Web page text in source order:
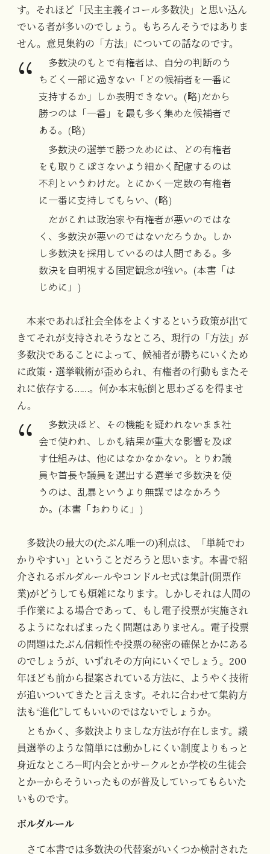
す。それほど「民主主義イコール多数決」と思い込ん
でいる者が多いのでしょう。もちろんそうではありま
せん。意見集約の「方法」についての話なのです。
多数決のもとで有権者は、自分の判断のう
ちごく一部に過ぎない「どの候補者を一番に
支持するか」しか表明できない。(略)だから
勝つのは「一番」を最も多く集めた候補者で
ある。(略)
多数決の選挙で勝つためには、どの有権者
をも取りこぼさないよう細かく配慮するのは
不利というわけだ。とにかく一定数の有権者
に一番に支持してもらい、(略)
だがこれは政治家や有権者が悪いのではな
く、多数決が悪いのではないだろうか。しか
し多数決を採用しているのは人間である。多
数決を自明視する固定観念が強い。(本書「は
じめに」)
本来であれば社会全体をよくするという政策が出て
きてそれが支持されそうなところ、現行の「方法」が
多数決であることによって、候補者が勝ちにいくため
に政策・選挙戦術が歪められ、有権者の行動もまたそ
れに依存する……。何か本末転倒と思わざるを得ませ
ん。
多数決ほど、その機能を疑われないまま社
会で使われ、しかも結果が重大な影響を及ぼ
す仕組みは、他にはなかなかない。とりわ議
員や首長や議員を選出する選挙で多数決を使
うのは、乱暴というより無謀ではなかろう
か。(本書「おわりに」)
多数決の最大の(たぶん唯一の)利点は、「単純でわ
かりやすい」ということだろうと思います。本書で紹
介されるボルダルールやコンドルセ式は集計(開票作
業)がどうしても煩雑になります。しかしそれは人間の
手作業による場合であって、もし電子投票が実施され
るようになればまったく問題はありません。電子投票
の問題はたぶん信頼性や投票の秘密の確保とかにある
のでしょうが、いずれその方向にいくでしょう。200
年ほども前から提案されている方法に、ようやく技術
が追いついてきたと言えます。それに合わせて集約方
法も“進化”してもいいのではないでしょうか。
ともかく、多数決よりましな方法が存在します。議
員選挙のような簡単には動かしにくい制度よりもっと
身近なところ—町内会とかサークルとか学校の生徒会
とか—からそういったものが普及していってもらいた
いものです。
ボルダルール
さて本書では多数決の代替案がいくつか検討された